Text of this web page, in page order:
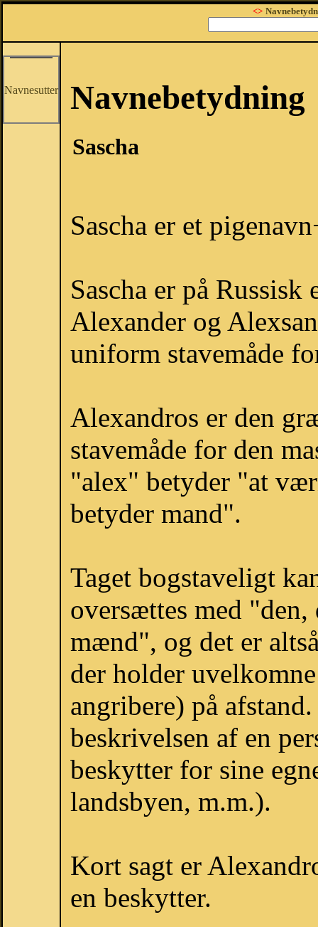
<>
Navnesutter Navnebetydning
Sascha
Sascha er et
Sascha er på
Alexander og
uniform stavemåde
Alexandros er den
stavemåde for den
"alex" betyder "at
betyder mand".
Taget bogstaveligt
oversættes med
mænd", og det er
der holder
angribere) på
beskrivelsen af en
beskytter for sine
landsbyen, m.m.).
Kort sagt er
en beskytter.